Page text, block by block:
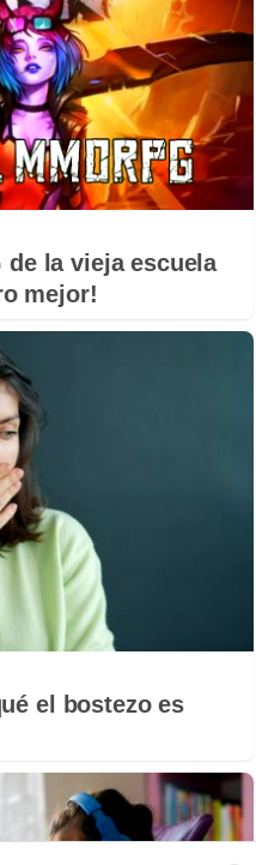
de la vieja escuela
mejor!
el bostezo es